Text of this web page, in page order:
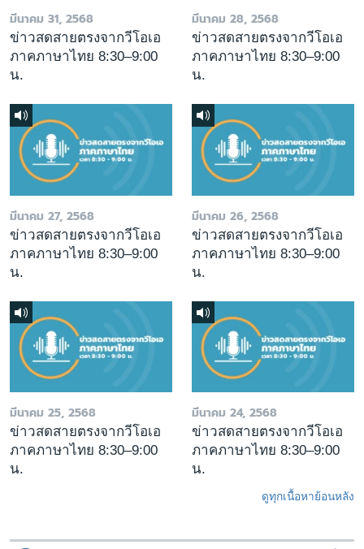
มีนาคม 31, 2568
ข่าวสดสายตรงจากวีโอเอ
ภาคภาษาไทย 8:30–9:00
น.
มีนาคม 28, 2568
ข่าวสดสายตรงจากวีโอเอ
ภาคภาษาไทย 8:30–9:00
น.
มีนาคม 27, 2568
ข่าวสดสายตรงจากวีโอเอ
ภาคภาษาไทย 8:30–9:00
น.
มีนาคม 26, 2568
ข่าวสดสายตรงจากวีโอเอ
ภาคภาษาไทย 8:30–9:00
น.
มีนาคม 25, 2568
ข่าวสดสายตรงจากวีโอเอ
ภาคภาษาไทย 8:30–9:00
น.
มีนาคม 24, 2568
ข่าวสดสายตรงจากวีโอเอ
ภาคภาษาไทย 8:30–9:00
น.
ดูทุกเนื้อหาย้อนหลัง